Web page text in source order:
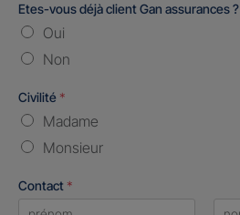
Etes-vous déjà client Gan assurances ?
Oui
Non
Civilité *
Madame
Monsieur
Contact *